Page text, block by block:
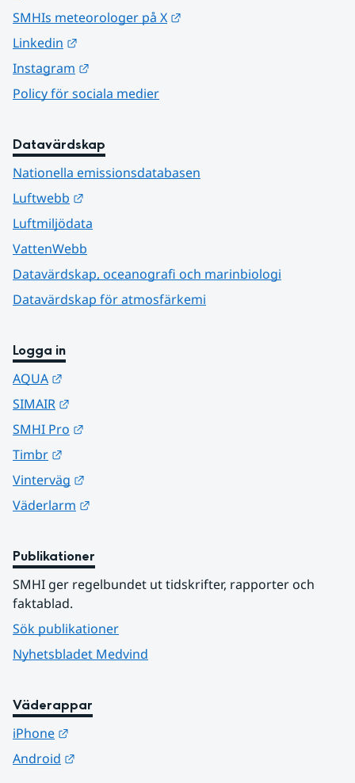
SMHIs meteorologer på X
Linkedin
Instagram
Policy för sociala medier
Datavärdskap
Nationella emissionsdatabasen
Luftwebb
Luftmiljödata
VattenWebb
Datavärdskap, oceanografi och marinbiologi
Datavärdskap för atmosfärkemi
Logga in
AQUA
SIMAIR
SMHI Pro
Timbr
Vinterväg
Väderlarm
Publikationer
SMHI ger regelbundet ut tidskrifter, rapporter och
faktablad.
Sök publikationer
Nyhetsbladet Medvind
Väderappar
iPhone
Android